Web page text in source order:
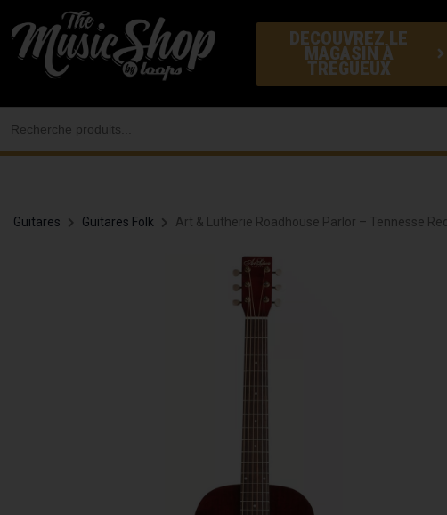
au
contenu
DECOUVREZ LE
MAGASIN À
TREGUEUX
Guitares Guitares Folk Art & Lutherie Roadhouse Parlor – Tennesse Red